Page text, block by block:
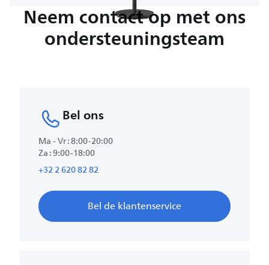
Neem contact op met ons
ondersteuningsteam
Bel ons
Ma - Vr : 8:00-20:00
Za : 9:00-18:00
+32 2 620 82 82
Bel de klantenservice